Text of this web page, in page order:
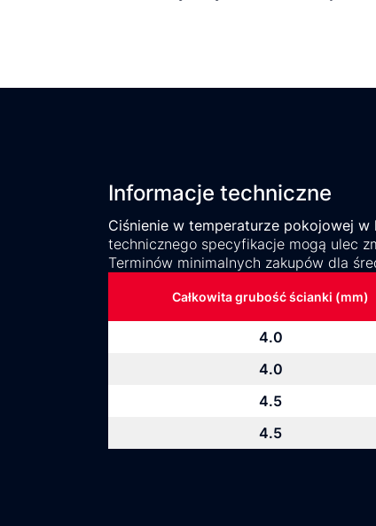
Informacje techniczne
Ciśnienie w temperaturze pokojowej
technicznego specyfikacje mogą ulec
Terminów minimalnych zakupów dla
Całkowita grubość ścianki (mm)
4.0
4.0
4.5
4.5